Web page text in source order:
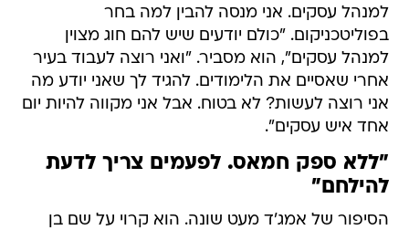
למנהל עסקים. אני מנסה להבין למה בחר
בפוליטכניקום. "כולם יודעים שיש להם חוג מצוין
למנהל עסקים", הוא מסביר. "ואני רוצה לעבוד בעיר
אחרי שאסיים את הלימודים. להגיד לך שאני יודע מה
אני רוצה לעשות? לא בטוח. אבל אני מקווה להיות יום
אחד איש עסקים".
"ללא ספק חמאס. לפעמים צריך לדעת
להילחם"
הסיפור של אמג'ד מעט שונה. הוא קרוי על שם בן